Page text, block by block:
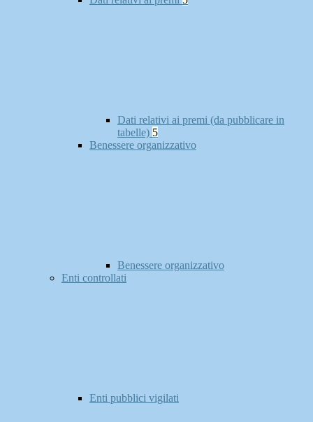
Dati relativi ai premi (da pubblicare in
tabelle) 5
Benessere organizzativo
Benessere organizzativo
Enti controllati
Enti pubblici vigilati